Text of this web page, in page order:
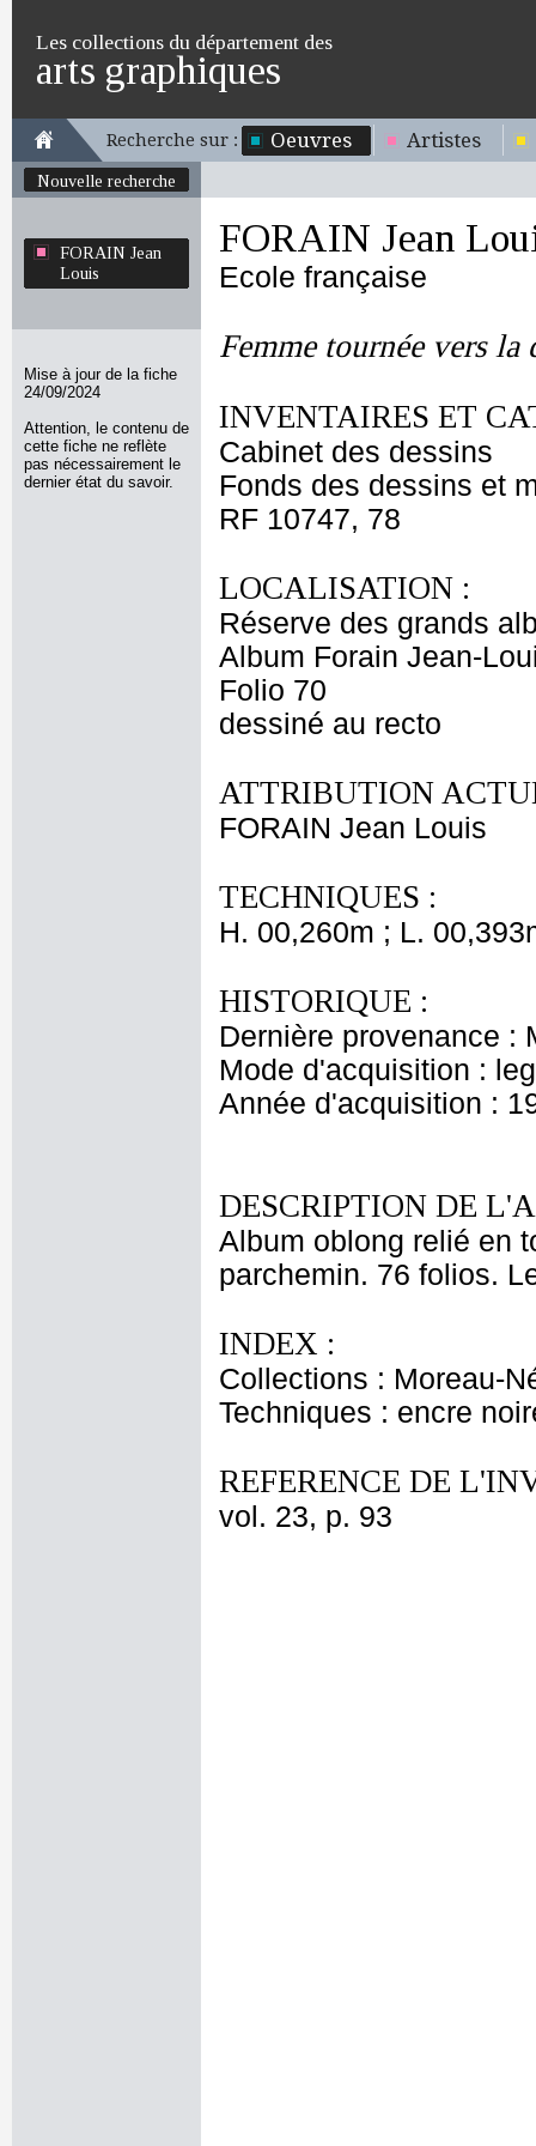
Les collections du département des
arts graphiques
Recherche sur : Oeuvres Artistes
Nouvelle recherche
FORAIN Jean
Louis
Mise à jour de la fiche
24/09/2024
Attention, le contenu de
cette fiche ne reflète
pas nécessairement le
dernier état du savoir.
FORAIN Jean
Ecole française
Femme tournée vers la
INVENTAIRES ET
Cabinet des dessins
Fonds des dessins et
RF 10747, 78
LOCALISATION :
Réserve des grands
Album Forain Jean-
Folio 70
dessiné au recto
ATTRIBUTION
FORAIN Jean Louis
TECHNIQUES :
H. 00,260m ; L.
HISTORIQUE :
Dernière provenance :
Mode d'acquisition :
Année d'acquisition :
DESCRIPTION DE
Album oblong relié en
parchemin. 76 folios.
INDEX :
Collections : Moreau-
Techniques : encre
REFERENCE DE
vol. 23, p. 93